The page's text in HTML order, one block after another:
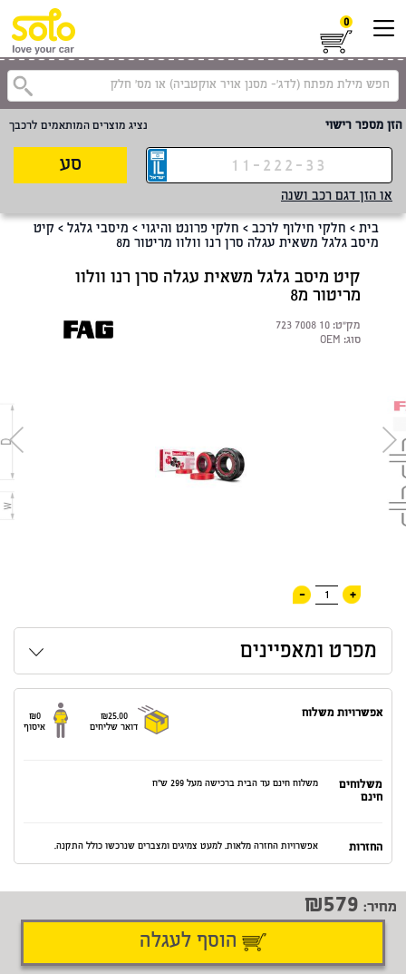
0
הזן מספר רישוי נציג מוצרים המותאמים לרכבך
סע
או הזן דגם רכב ושנה
בית > חלקי חילוף לרכב > חלקי פרונט והיגוי > מיסבי גלגל > קיט
מיסב גלגל משאית עגלה סרן רנו וולוו מריטור מ8
קיט מיסב גלגל משאית עגלה סרן רנו וולוו
מריטור מ8
מק"ט: 723 7008 10
סוג: OEM
+
1
-
מפרט ומאפיינים
אפשרויות משלוח
₪0
איסוף
₪25.00
דואר שליחים
משלוחים
חינם
משלוח חינם עד הבית ברכישה מעל 299 ש"ח
החזרות אפשרויות החזרה מלאות. למעט צמיגים ומצברים שנרכשו כולל התקנה.
שתף דיווח על טעות
מחיר: 579
הוסף לעגלה